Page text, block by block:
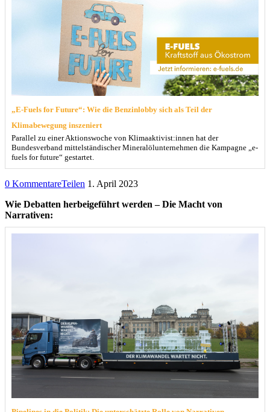
„E-Fuels for Future“: Wie die Benzinlobby sich als Teil der
Klimabewegung inszeniert
Parallel zu einer Aktionswoche von Klimaaktivist:innen hat der
Bundesverband mittelständischer Mineralölunternehmen die Kampagne „e-
fuels for future“ gestartet.
0 KommentareTeilen 1. April 2023
Wie Debatten herbeigeführt werden – Die Macht von
Narrativen: